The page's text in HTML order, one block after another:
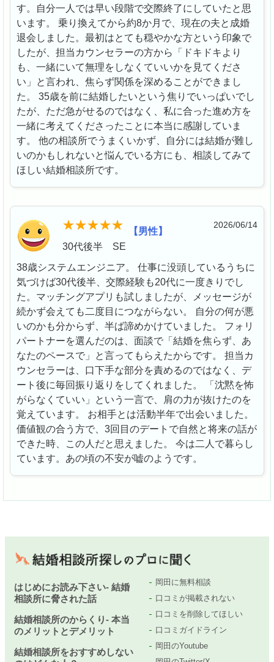
す。自分一人では早い段階で交際終了にしていたと思
います。 乗り換えてから約8か月で、現在の夫と成婚
退会しました。最初はとても穏やかな方という印象で
したが、担当カウンセラーの方から「ドキドキより
も、一緒にいて無理をしなくていいかを見てくださ
い」と言われ、焦らず関係を深めることができまし
た。 35歳を前に結婚したいという焦りでいっぱいでし
たが、ただ急がせるのではなく、私に合った進め方を
一緒に考えてくださったことに本当に感謝していま
す。 他の相談所でうまくいかず、自分には結婚が難し
いのかもしれないと悩んでいる方にも、相談してみて
ほしい結婚相談所です。
2026/06/14
【男性】
30代後半 SE
38歳システムエンジニア。 仕事に没頭しているうちに
気づけば30代後半、交際経験も20代に一度きりでし
た。マッチングアプリも試しましたが、メッセージが
続かず会えても二度目につながらない。 自分の何が悪
いのかも分からず、半ば諦めかけていました。 フォリ
パートナーを選んだのは、面談で「結婚を焦らず、あ
なたのペースで」と言ってもらえたからです。 担当カ
ウンセラーは、口下手な部分を責めるのではなく、デ
ート後に毎回振り返りをしてくれました。 「沈黙を怖
がらなくていい」という一言で、肩の力が抜けたのを
覚えています。 お相手とは活動半年で出会いました。
価値観の合う方で、3回目のデートで自然と将来の話が
できた時、この人だと思えました。 今は二人で暮らし
ています。あの頃の不安が嘘のようです。
はじめにお読み下さい- 結婚
相談所に脅された話
結婚相談所のからくり- 本当
のメリットとデメリット
結婚相談所をおすすめしない
岡田に無料相談
口コミが掲載されない
口コミを削除してほしい
口コミガイドライン
岡田のYoutube